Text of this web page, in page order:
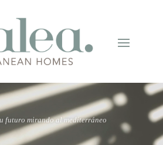
futuro mirando al mediterráneo
"